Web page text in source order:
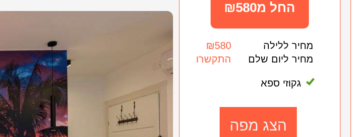
החל מ₪580
מחיר ללילה
₪580
מחיר ליום שלם
התקשרו
גקוזי ספא
הצג מפה